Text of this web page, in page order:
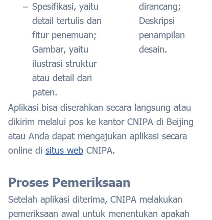
Spesifikasi, yaitu
detail tertulis dan
fitur penemuan;
Gambar, yaitu
ilustrasi struktur
atau detail dari
paten.
dirancang;
Deskripsi
penampilan
desain.
Aplikasi bisa diserahkan secara langsung atau
dikirim melalui pos ke kantor CNIPA di Beijing
atau Anda dapat mengajukan aplikasi secara
online di situs web CNIPA.
Proses Pemeriksaan
Setelah aplikasi diterima, CNIPA melakukan
pemeriksaan awal untuk menentukan apakah